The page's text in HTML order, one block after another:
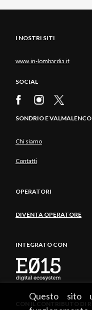
Questo sito
I NOSTRI SITI
www.in-lombardia.it
SOCIAL
SONDRIO E VALMALENCO
Chi siamo
Contatti
OPERATORI
DIVENTA OPERATORE
INTEGRATO CON
CON IL CONTRIBUTO DI